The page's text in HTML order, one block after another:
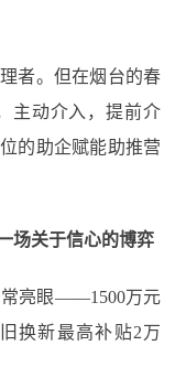
者。但在烟台的春
主动介入，提前介
的助企赋能助推营
场关于信心的博弈
常亮眼——1500万元
换新最高补贴2万